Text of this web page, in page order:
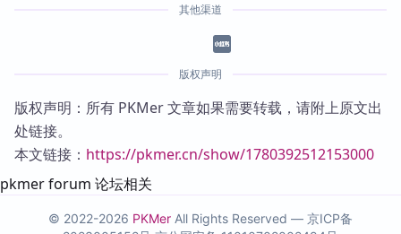
其他渠道
版权声明
版权声明：所有 PKMer 文章如果需要转载，请附上原文出
处链接。
本文链接： https://pkmer.cn/show/1780392512153000
pkmer forum 论坛相关
© 2022-2026 PKMer All Rights Reserved — 京ICP备